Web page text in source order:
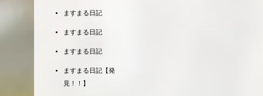
ますまる日記
ますまる日記
ますまる日記
ますまる日記【発
見！！】